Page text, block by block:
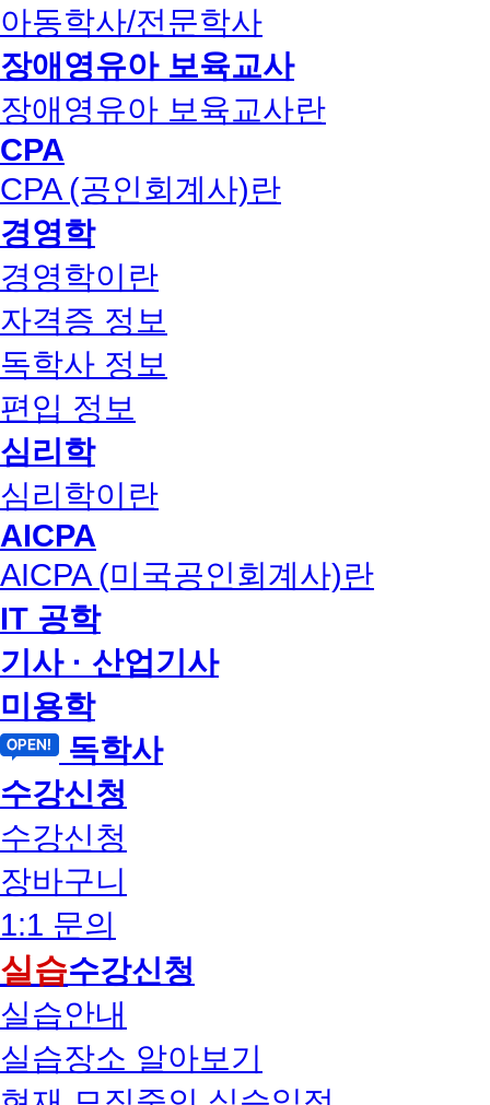
아동학사/전문학사
장애영유아 보육교사
장애영유아 보육교사란
CPA
CPA (공인회계사)란
경영학
경영학이란
자격증 정보
독학사 정보
편입 정보
심리학
심리학이란
AICPA
AICPA (미국공인회계사)란
IT 공학
기사 · 산업기사
미용학
독학사
수강신청
수강신청
장바구니
1:1 문의
실습수강신청
실습안내
실습장소 알아보기